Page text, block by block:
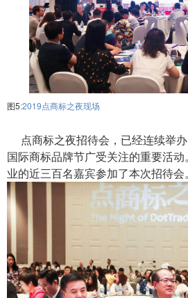
图5:2019点商标之夜现场
点商标之夜招待会，已经连续举
国际商标品牌节广受关注的重要活
业的近三百名嘉宾参加了本次招待会。